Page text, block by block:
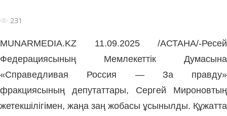
231
MUNARMEDIA.KZ 11.09.2025 /АСТАНА/-Ресей
Федерациясының Мемлекеттік Думасына
«Справедливая Россия — За правду»
фракциясының депутаттары, Сергей Мироновтың
жетекшілігімен, жаңа заң жобасы ұсынылды. Құжатта